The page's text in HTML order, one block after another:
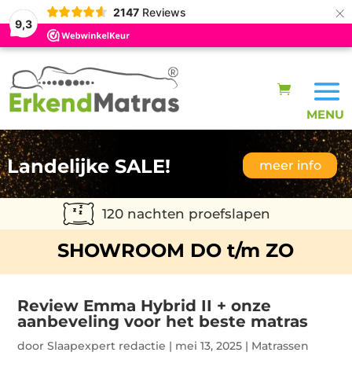
9,3
2147 Reviews ×
Landelijke SALE! meer info
120 nachten proefslapen
SHOWROOM DO t/m ZO
Review Emma Hybrid II + onze
aanbeveling voor het beste matras
doorSlaapexpert redactie | mei 13, 2025 | Matrassen